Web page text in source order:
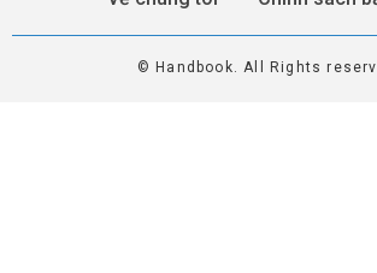
© Handbook. All Rights